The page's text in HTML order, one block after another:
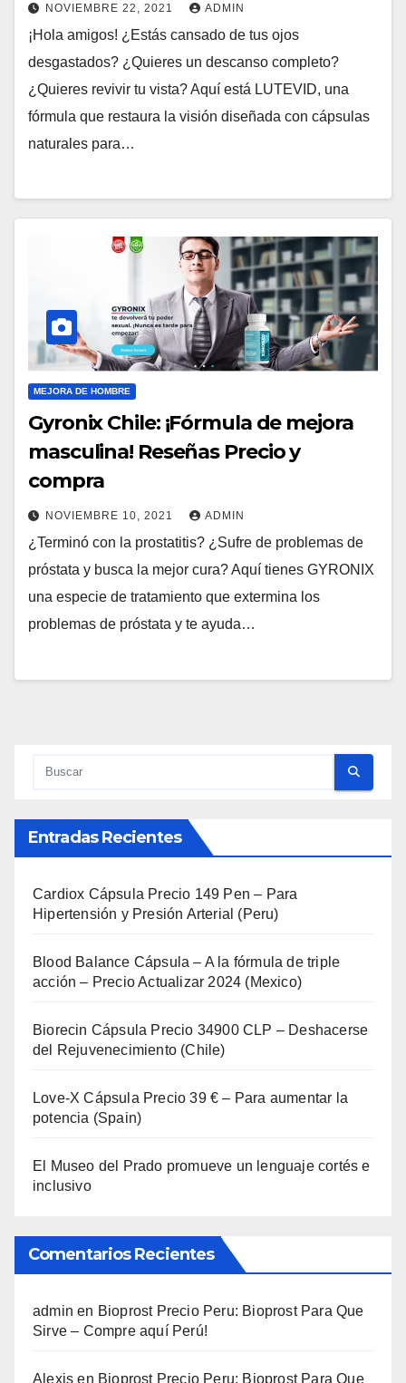
NOVIEMBRE 22, 2021 ADMIN
¡Hola amigos! ¿Estás cansado de tus ojos
desgastados? ¿Quieres un descanso completo?
¿Quieres revivir tu vista? Aquí está LUTEVID, una
fórmula que restaura la visión diseñada con cápsulas
naturales para…
MEJORA DE HOMBRE
Gyronix Chile: ¡Fórmula de mejora
masculina! Reseñas Precio y
compra
NOVIEMBRE 10, 2021 ADMIN
¿Terminó con la prostatitis? ¿Sufre de problemas de
próstata y busca la mejor cura? Aquí tienes GYRONIX
una especie de tratamiento que extermina los
problemas de próstata y te ayuda…
Entradas Recientes
Cardiox Cápsula Precio 149 Pen – Para
Hipertensión y Presión Arterial (Peru)
Blood Balance Cápsula – A la fórmula de triple
acción – Precio Actualizar 2024 (Mexico)
Biorecin Cápsula Precio 34900 CLP – Deshacerse
del Rejuvenecimiento (Chile)
Love-X Cápsula Precio 39 € – Para aumentar la
potencia (Spain)
El Museo del Prado promueve un lenguaje cortés e
inclusivo
Comentarios Recientes
admin en Bioprost Precio Peru: Bioprost Para Que
Sirve – Compre aquí Perú!
Alexis en Bioprost Precio Peru: Bioprost Para Que